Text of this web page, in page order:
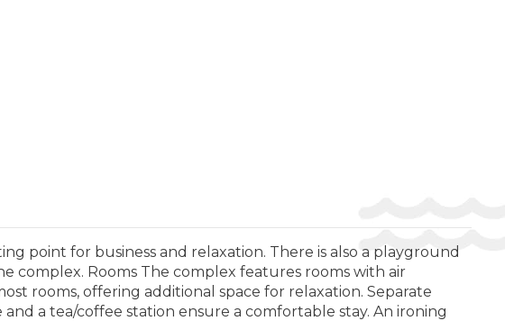
point for business and relaxation. There is also a playground
complex. Rooms The complex features rooms with air
rooms, offering additional space for relaxation. Separate
a tea/coffee station ensure a comfortable stay. An ironing